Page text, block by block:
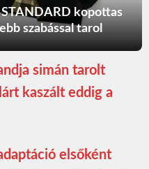
kopottas
szabással tarol
simán tarolt
kaszált eddig a
elsőként